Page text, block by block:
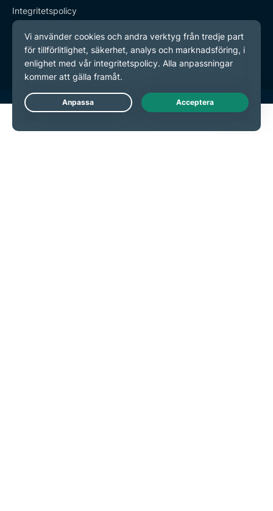
Integritetspolicy
Användarvillkor
Inställningar för cookies
Live Chat